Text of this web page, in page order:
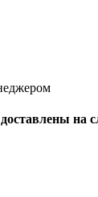
на